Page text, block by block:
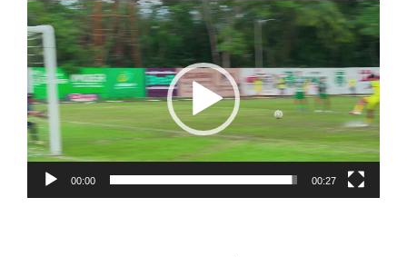
Nacional
de
Béisbol
Sub-
23
Bogotá
2021”»
Reproductor
de
vídeo
00:00 00:27